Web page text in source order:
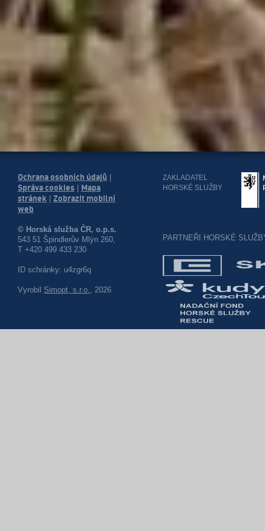
Ochrana osobních údajů
Správa cookies
Mapa
stránek
Zobrazit mobilní
web
© Horská služba ČR, o.p.s.
543 51 Špindlerův Mlýn 260,
T +420 499 433 230
ID schránky: u4zgr6q
Vyrobil Simopt, s.r.o., 2026
ZAKLADATEL
HORSKÉ SLUŽBY
PARTNEŘI HORSKÉ